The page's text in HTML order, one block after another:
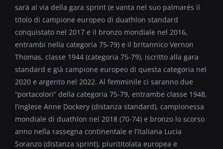
sarà al via della gara sprint (e vanta nel suo palmarés il
titolo di campione europeo di duathlon standard
conquistato nel 2017 e il bronzo mondiale nel 2016,
entrambi nella categoria 75-79) e il britannico Vernon
Thomas, classe 1944 (categoria 75-79), iscritto alla gara
standard e già campione europeo di questa categoria nel
2020 e argento nel 2022. Al femminile ci saranno due
“portacolori” della categoria 75-79, entrambe classe 1948,
l’inglese Anne Dockery (distanza standard), campionessa
mondiale di duathlon nel 2018 (70-74) e bronzo lo scorso
anno nella rassegna continentale e l’italiana Lucia
Soranzo (distanza sprint), plurititolata europea e